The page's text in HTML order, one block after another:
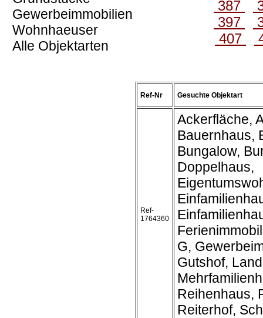
Gewerbeimmobilien
Wohnhaeuser
Alle Objektarten
387
397
407
Ref-Nr Gesuchte Objektart
Ref-
1764360
Ackerfläche,
Bauernhaus,
Bungalow,
Doppelhaus,
G,
Gutshof,
Reihenhaus,
Reiterhof,